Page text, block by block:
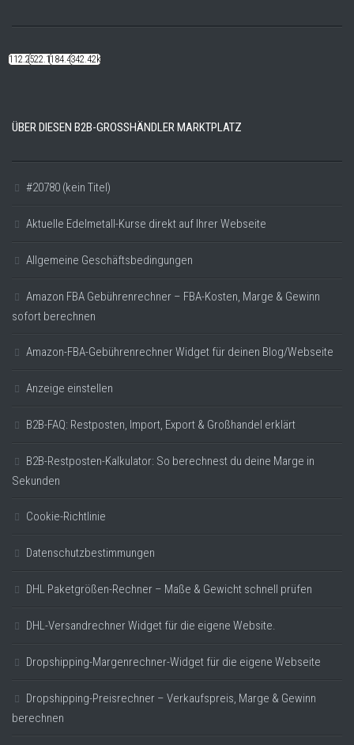
112.22k522.14k184.48k342.42k
ÜBER DIESEN B2B-GROSSHÄNDLER MARKTPLATZ
#20780 (kein Titel)
Aktuelle Edelmetall-Kurse direkt auf Ihrer Webseite
Allgemeine Geschäftsbedingungen
Amazon FBA Gebührenrechner – FBA-Kosten, Marge & Gewinn
sofort berechnen
Amazon-FBA-Gebührenrechner Widget für deinen Blog/Webseite
Anzeige einstellen
B2B-FAQ: Restposten, Import, Export & Großhandel erklärt
B2B-Restposten-Kalkulator: So berechnest du deine Marge in
Sekunden
Cookie-Richtlinie
Datenschutzbestimmungen
DHL Paketgrößen-Rechner – Maße & Gewicht schnell prüfen
DHL-Versandrechner Widget für die eigene Website.
Dropshipping-Margenrechner-Widget für die eigene Webseite
Dropshipping-Preisrechner – Verkaufspreis, Marge & Gewinn
berechnen